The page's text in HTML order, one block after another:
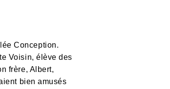
Conception.
Voisin, élève des
frère, Albert,
bien amusés